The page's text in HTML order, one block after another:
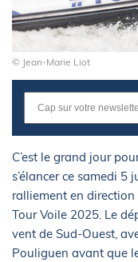
© Jean-Marie Liot
C’est le grand jour
s’élancer ce samedi
ralliement en
Tour Voile 2025. Le
vent de Sud-Ouest,
Pouliguen avant que